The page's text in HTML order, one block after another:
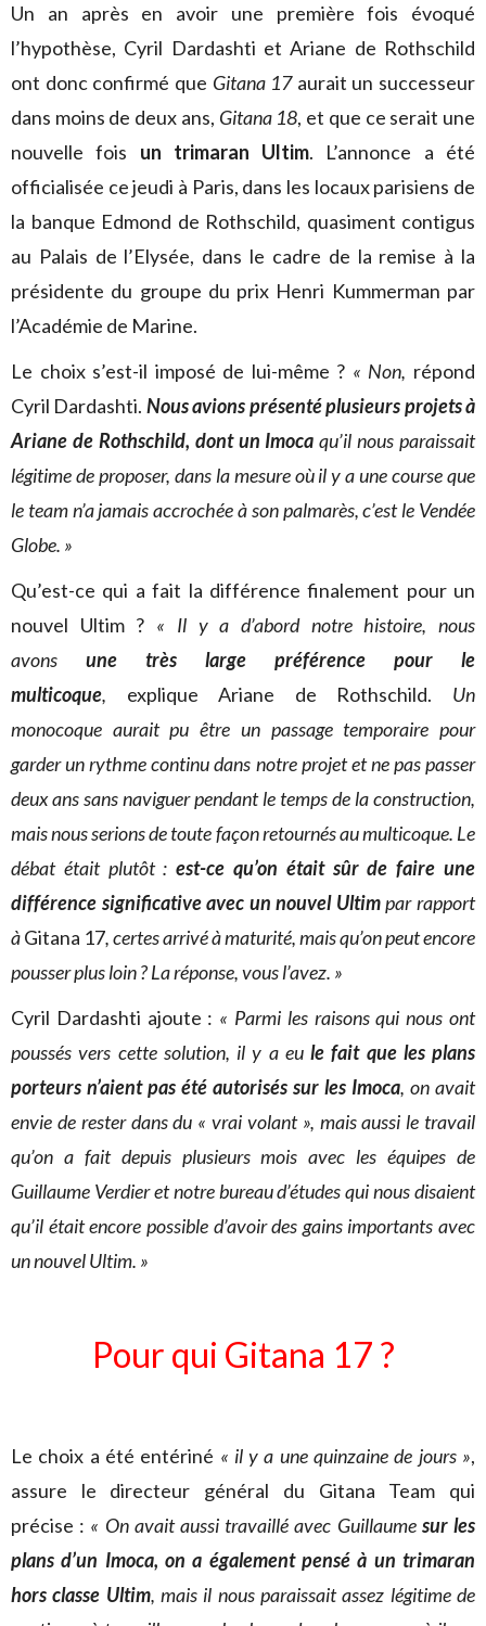
Un an après en avoir une première fois évoqué
l’hypothèse, Cyril Dardashti et Ariane de Rothschild
ont donc confirmé que Gitana 17aurait un successeur
dans moins de deux ans, Gitana 18, et que ce serait une
nouvelle fois un trimaran Ultim. L’annonce a été
officialisée ce jeudi à Paris, dans les locaux parisiens de
la banque Edmond de Rothschild, quasiment contigus
au Palais de l’Elysée, dans le cadre de la remise à la
présidente du groupe du prix Henri Kummerman par
l’Académie de Marine.
Le choix s’est-il imposé de lui-même ? « Non, répond
Cyril Dardashti. Nous avions présenté plusieurs projets à
Ariane de Rothschild, dont un Imoca qu’il nous paraissait
légitime de proposer, dans la mesure où il y a une course que
le team n’a jamais accrochée à son palmarès, c’est le Vendée
Globe. »
Qu’est-ce qui a fait la différence finalement pour un
nouvel Ultim ? « Il y a d’abord notre histoire, nous
avons une très large préférence pour le
multicoque, explique Ariane de Rothschild. Un
monocoque aurait pu être un passage temporaire pour
garder un rythme continu dans notre projet et ne pas passer
deux ans sans naviguer pendant le temps de la construction,
mais nous serions de toute façon retournés au multicoque. Le
débat était plutôt :est-ce qu’on était sûr de faire une
différence significative avec un nouvel Ultimpar rapport
àGitana 17, certes arrivé à maturité, mais qu’on peut encore
pousser plus loin ? La réponse, vous l’avez. »
Cyril Dardashti ajoute : « Parmi les raisons qui nous ont
poussés vers cette solution, il y a eu le fait que les plans
porteurs n’aient pas été autorisés sur les Imoca, on avait
envie de rester dans du « vrai volant », mais aussi le travail
qu’on a fait depuis plusieurs mois avec les équipes de
Guillaume Verdier et notre bureau d’études qui nous disaient
qu’il était encore possible d’avoir des gains importants avec
un nouvel Ultim. »
Pour qui Gitana 17 ?
Le choix a été entériné « il y a une quinzaine de jours »,
assure le directeur général du Gitana Team qui
précise : « On avait aussi travaillé avec Guillaume sur les
plans d’un Imoca, on a également pensé à un trimaran
hors classe Ultim, mais il nous paraissait assez légitime de